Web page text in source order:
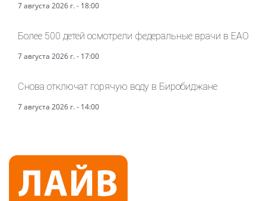
7 августа 2026 г. - 18:00
Более 500 детей осмотрели федеральные врачи в ЕАО
7 августа 2026 г. - 17:00
Снова отключат горячую воду в Биробиджане
7 августа 2026 г. - 14:00